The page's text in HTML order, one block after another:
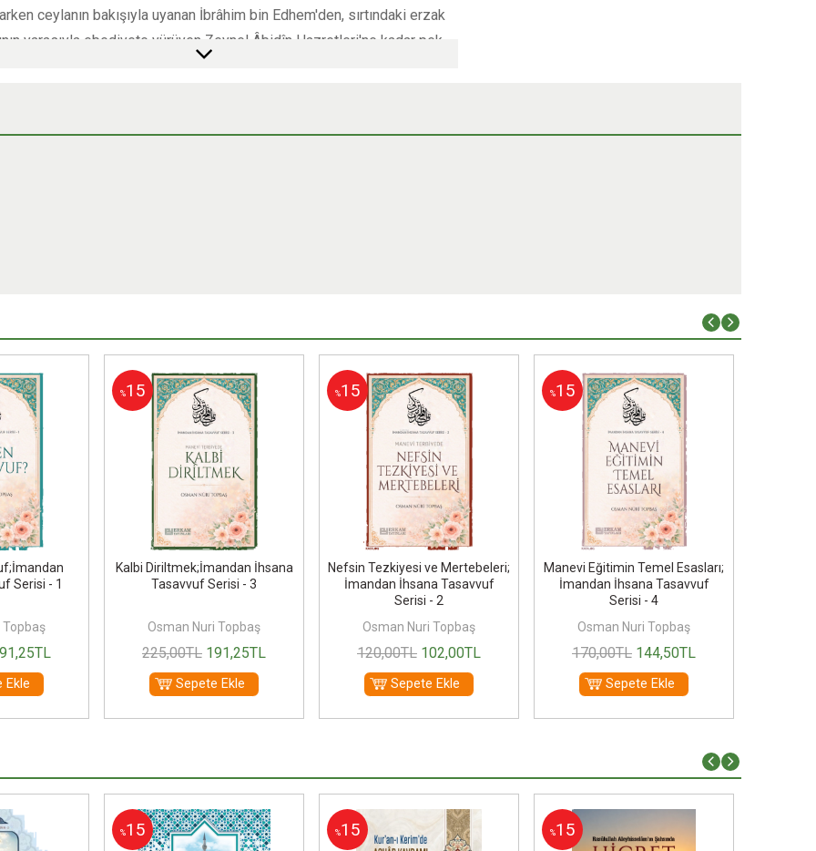
ceylanın bakışıyla uyanan İbrâhim bin Edhem'den, sırtındaki erzak
yarasıyla ebediyete yürüyen Zeynel Âbidîn Hazretleri'ne kadar pek
sayfalar, sadece zihninize değil, doğrudan ruhunuza hitap ederek sizi
siz de nasibinizi alın; zira "Yüzler var melek gibi..." dedirten o
Serisi - 1
Topbaş
,25TL
Ekle
%15
Kalbi Diriltmek;İmandan İhsana
Tasavvuf Serisi - 3
Osman Nuri Topbaş
225,00TL 191,25TL
Sepete Ekle
%15
Nefsin Tezkiyesi ve Mertebeleri;
İmandan İhsana Tasavvuf
Serisi - 2
Osman Nuri Topbaş
120,00TL 102,00TL
Sepete Ekle
%15
Manevi Eğitimin Temel Esasları;
İmandan İhsana Tasavvuf
Serisi - 4
Osman Nuri Topbaş
170,00TL 144,50TL
Sepete Ekle
%15 %15 %15